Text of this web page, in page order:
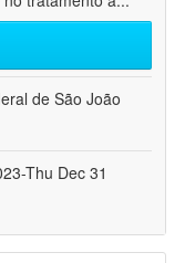
de São João
Thu Dec 31